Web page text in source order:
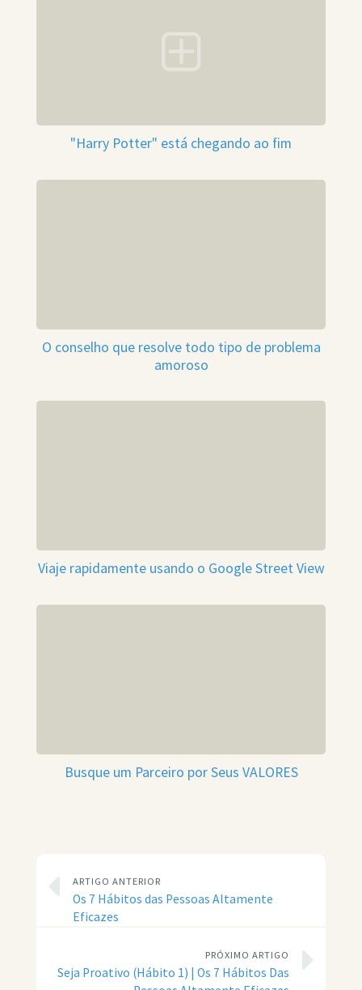
"Harry Potter" está chegando ao fim
O conselho que resolve todo tipo de problema
amoroso
Viaje rapidamente usando o Google Street View
Busque um Parceiro por Seus VALORES
ARTIGO ANTERIOR
Os 7 Hábitos das Pessoas Altamente
Eficazes
PRÓXIMO ARTIGO
Seja Proativo (Hábito 1) | Os 7 Hábitos Das